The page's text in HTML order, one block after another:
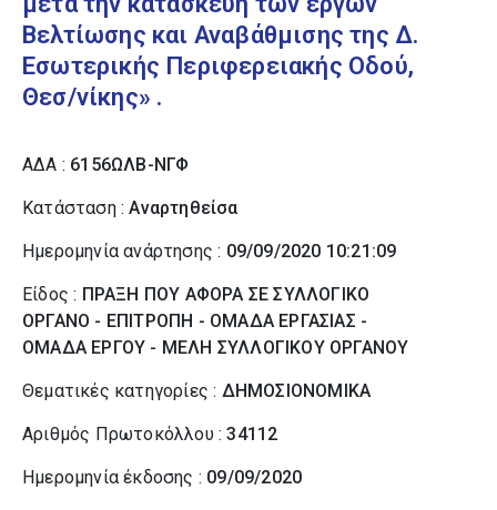
Βελτίωσης και Αναβάθμισης της Δ.
Εσωτερικής Περιφερειακής Οδού,
Θεσ/νίκης» .
ΑΔΑ : 6156ΩΛΒ-ΝΓΦ
Κατάσταση :Αναρτηθείσα
Ημερομηνία ανάρτησης : 09/09/2020 10:21:09
Είδος : ΠΡΑΞΗ ΠΟΥ ΑΦΟΡΑ ΣΕ ΣΥΛΛΟΓΙΚΟ
ΟΡΓΑΝΟ - ΕΠΙΤΡΟΠΗ - ΟΜΑΔΑ ΕΡΓΑΣΙΑΣ -
ΟΜΑΔΑ ΕΡΓΟΥ - ΜΕΛΗ ΣΥΛΛΟΓΙΚΟΥ ΟΡΓΑΝΟΥ
Θεματικές κατηγορίες : ΔΗΜΟΣΙΟΝΟΜΙΚΑ
Αριθμός Πρωτοκόλλου :34112
Ημερομηνία έκδοσης : 09/09/2020